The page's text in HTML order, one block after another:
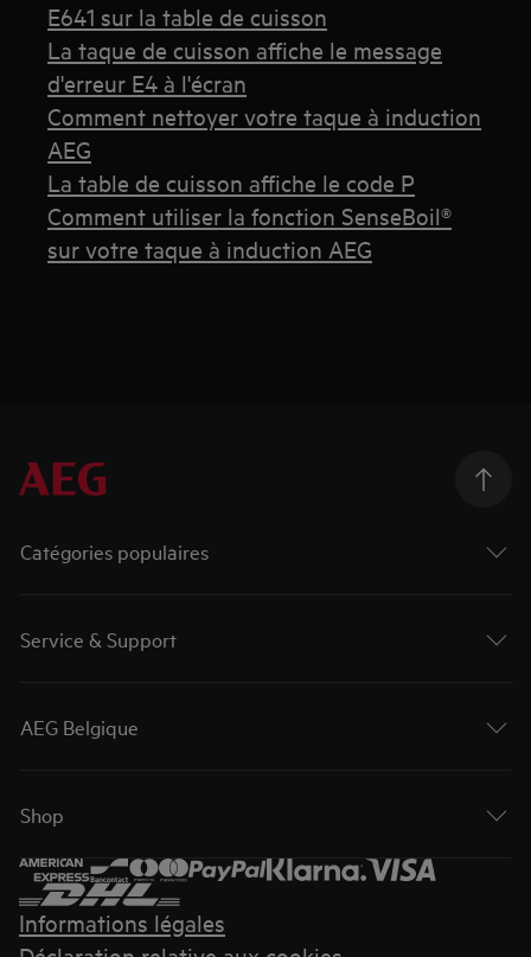
E641 sur la table de cuisson
La taque de cuisson affiche le message
d'erreur E4 à l'écran
Comment nettoyer votre taque à induction
AEG
La table de cuisson affiche le code P
Comment utiliser la fonction SenseBoil®
sur votre taque à induction AEG
Catégories populaires
Service & Support
AEG Belgique
Shop
Informations légales